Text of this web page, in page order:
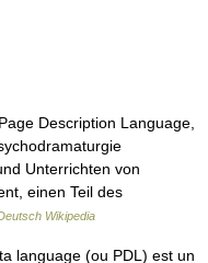
Description Language,
Unterrichten von
einen Teil des
Wikipedia
language (ou PDL) est un